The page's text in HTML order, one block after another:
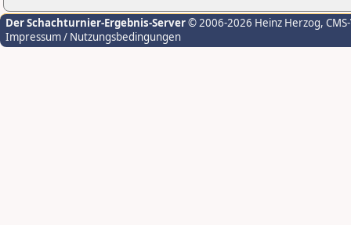
Der Schachturnier-Ergebnis-Server© 2006-2026 Heinz Herzog,
Impressum / Nutzungsbedingungen